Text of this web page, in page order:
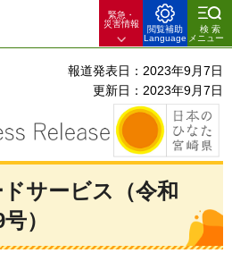
緊急・
災害情報
閲覧補助
Language
検索
メニュー
報道発表日：2023年9月7日
更新日：2023年9月7日
サービス（令和
）